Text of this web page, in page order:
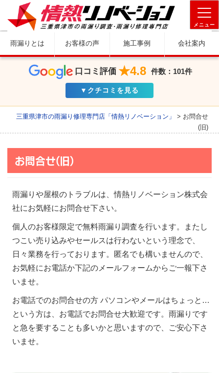
メニュー
雨漏りとは お客様の声 施工事例 会社案内
口コミ評価 ★4.8 件数：101件
▼クチコミを見る
三重県津市の雨漏り修理専門店「情熱リノベーション」 > お問合せ
(旧)
お問合せ(旧)
雨漏りや屋根のトラブルは、情熱リノベーション株式会
社にお気軽にお問合せ下さい。
個人のお客様限定で無料雨漏り調査を行います。またし
つこい売り込みやセールスは行わないという理念で、
日々業務を行っております。匿名でも構いませんので、
お気軽にお電話か下記のメールフォームからご一報下さ
いませ。
お電話でのお問合せの方 パソコンやメールはちょっと…
という方は、お電話でお問合せ大歓迎です。 雨漏りです
と急を要することも多いかと思いますので、ご安心下さ
いませ。